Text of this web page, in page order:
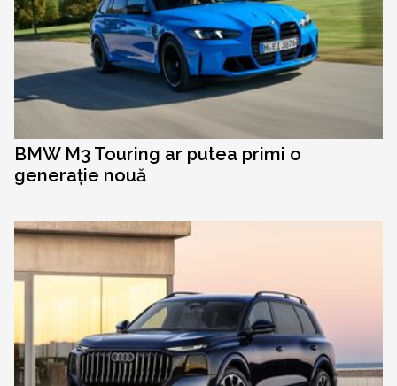
BMW M3 Touring ar putea primi o
generație nouă